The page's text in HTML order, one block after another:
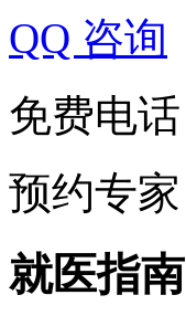
QQ 咨询
免费电话
预约专家
就医指南